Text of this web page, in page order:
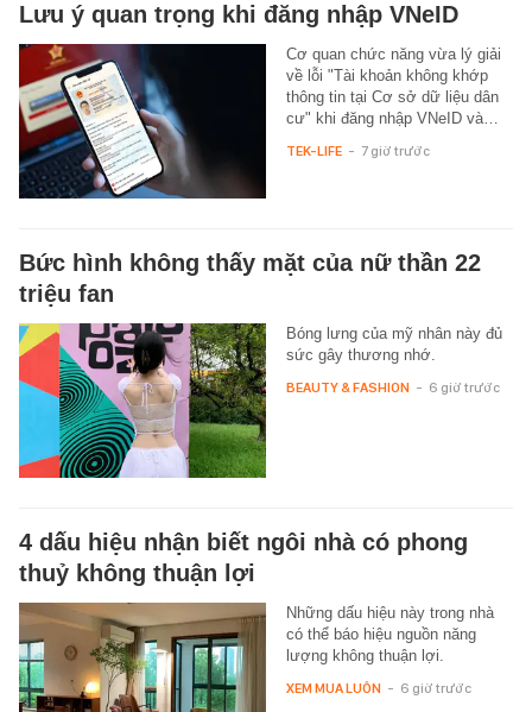
Lưu ý quan trọng khi đăng nhập VNeID
Cơ quan chức năng vừa lý giải
về lỗi "Tài khoản không khớp
thông tin tại Cơ sở dữ liệu dân
cư" khi đăng nhập VNeID và…
TEK-LIFE - 7 giờ trước
Bức hình không thấy mặt của nữ thần 22
triệu fan
Bóng lưng của mỹ nhân này đủ
sức gây thương nhớ.
BEAUTY & FASHION - 6 giờ trước
4 dấu hiệu nhận biết ngôi nhà có phong
thuỷ không thuận lợi
Những dấu hiệu này trong nhà
có thể báo hiệu nguồn năng
lượng không thuận lợi.
XEM MUA LUÔN - 6 giờ trước